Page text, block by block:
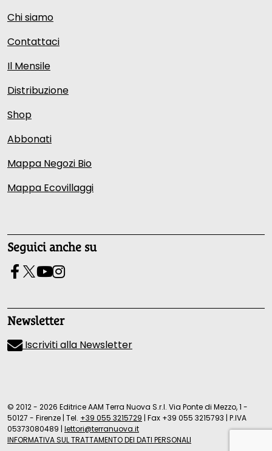
Chi siamo
Contattaci
Il Mensile
Distribuzione
Shop
Abbonati
Mappa Negozi Bio
Mappa Ecovillaggi
Seguici anche su
Newsletter
Iscriviti alla Newsletter
© 2012 - 2026 Editrice AAM Terra Nuova S.r.l. Via Ponte di Mezzo, 1 -
50127 - Firenze | Tel. +39 055 3215729 | Fax +39 055 3215793 | P.IVA
05373080489 | lettori@terranuova.it
INFORMATIVA SUL TRATTAMENTO DEI DATI PERSONALI